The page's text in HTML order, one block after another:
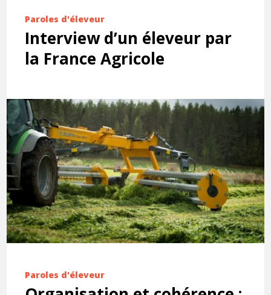
Paroles d'éleveur
Interview d’un éleveur par
la France Agricole
Paroles d'éleveur